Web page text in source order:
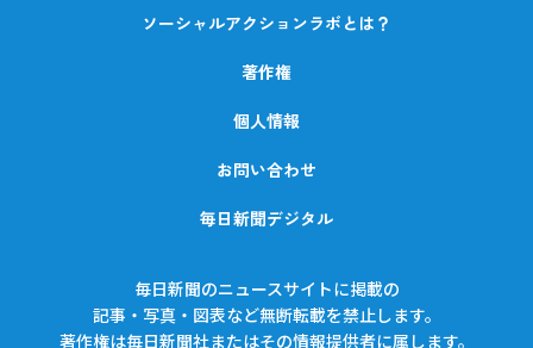
ソーシャルアクションラボとは？
著作権
個人情報
お問い合わせ
毎日新聞デジタル
毎日新聞のニュースサイトに掲載の
記事・写真・図表など無断転載を禁止します。
著作権は毎日新聞社またはその情報提供者に属します。